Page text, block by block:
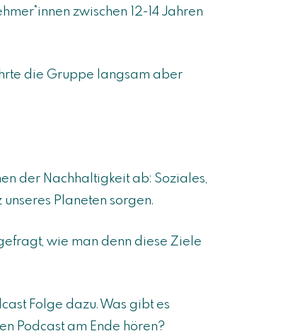
zwischen 12-14 Jahren
die Gruppe langsam aber
der Nachhaltigkeit ab: Soziales,
Planeten sorgen.
wie man denn diese Ziele
Folge dazu. Was gibt es
Podcast am Ende hören?